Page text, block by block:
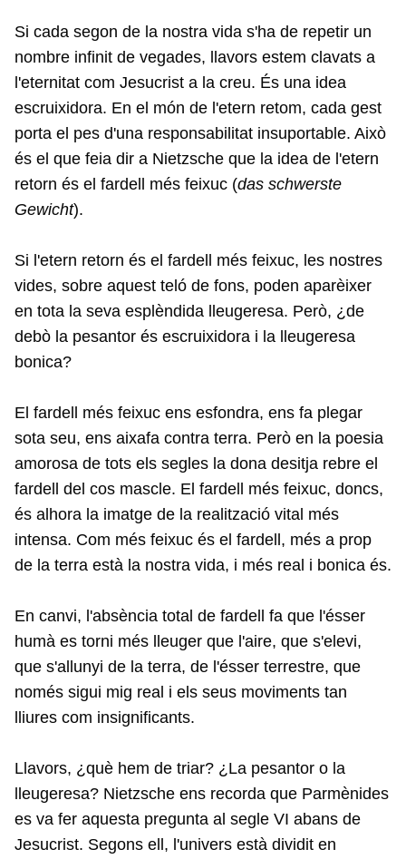
Si cada segon de la nostra vida s'ha de repetir un
nombre infinit de vegades, llavors estem clavats a
l'eternitat com Jesucrist a la creu. És una idea
escruixidora. En el món de l'etern retom, cada gest
porta el pes d'una responsabilitat insuportable. Això
és el que feia dir a Nietzsche que la idea de l'etern
retorn és el fardell més feixuc (das schwerste
Gewicht).
Si l'etern retorn és el fardell més feixuc, les nostres
vides, sobre aquest teló de fons, poden aparèixer
en tota la seva esplèndida lleugeresa. Però, ¿de
debò la pesantor és escruixidora i la lleugeresa
bonica?
El fardell més feixuc ens esfondra, ens fa plegar
sota seu, ens aixafa contra terra. Però en la poesia
amorosa de tots els segles la dona desitja rebre el
fardell del cos mascle. El fardell més feixuc, doncs,
és alhora la imatge de la realització vital més
intensa. Com més feixuc és el fardell, més a prop
de la terra està la nostra vida, i més real i bonica és.
En canvi, l'absència total de fardell fa que l'ésser
humà es torni més lleuger que l'aire, que s'elevi,
que s'allunyi de la terra, de l'ésser terrestre, que
només sigui mig real i els seus moviments tan
lliures com insignificants.
Llavors, ¿què hem de triar? ¿La pesantor o la
lleugeresa? Nietzsche ens recorda que Parmènides
es va fer aquesta pregunta al segle VI abans de
Jesucrist. Segons ell, l'univers està dividit en